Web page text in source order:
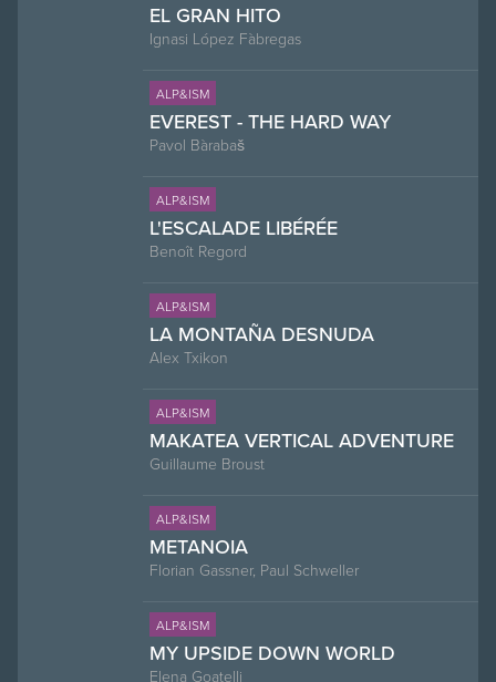
EL GRAN HITO
Ignasi López Fàbregas
ALP&ISM
EVEREST - THE HARD WAY
Pavol Bàrabaš
ALP&ISM
L'ESCALADE LIBÉRÉE
Benoît Regord
ALP&ISM
LA MONTAÑA DESNUDA
Alex Txikon
ALP&ISM
MAKATEA VERTICAL ADVENTURE
Guillaume Broust
ALP&ISM
METANOIA
Florian Gassner, Paul Schweller
ALP&ISM
MY UPSIDE DOWN WORLD
Elena Goatelli